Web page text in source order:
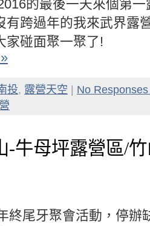
的最後一天來個第
有跨過年的我來武界露
家碰面聚一聚了!
投, 露營天空
No
-牛母坪露營區/
終尾牙聚會活動，停辦